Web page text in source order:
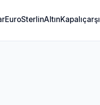
EuroSterlinAltınKapalıçarşı